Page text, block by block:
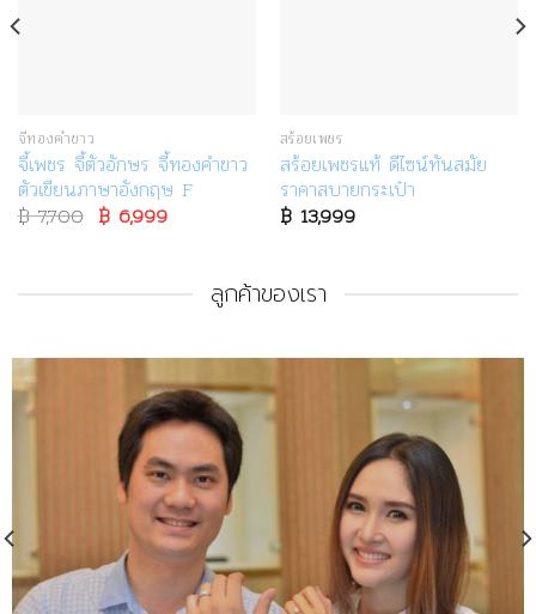
จี้ทองคำขาว
จี้เพชร จี้ตัวอักษร จี้ทองคำขาว
ตัวเขียนภาษาอังกฤษ F
฿7,700 Original
price
฿6,999Current
สร้อยเพชร
สร้อยเพชรแท้ ดีไซน์ทันสมัย
ราคาสบายกระเป๋า
฿13,999
ลูกค้าของเรา